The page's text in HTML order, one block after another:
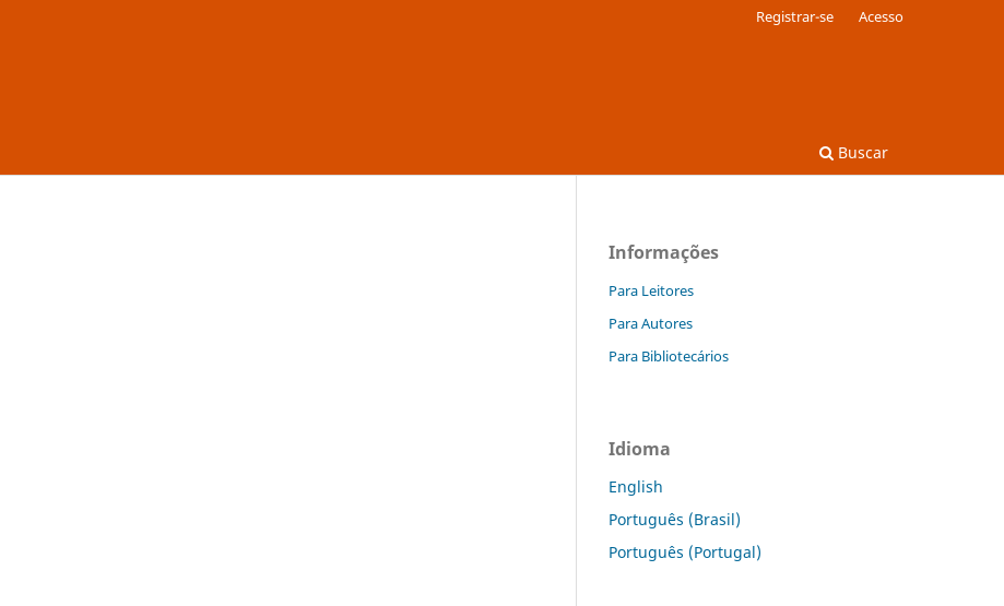
Buscar
Registrar-se Acesso
Informações
Para Leitores
Para Autores
Para Bibliotecários
Idioma
English
Português (Brasil)
Português (Portugal)